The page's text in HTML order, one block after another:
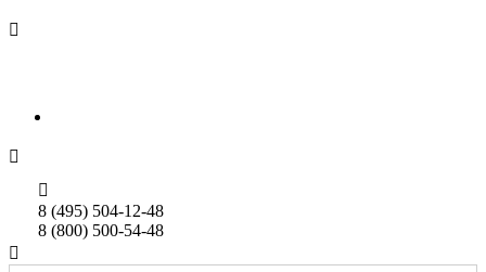



8 (495) 504-12-48
8 (800) 500-54-48
